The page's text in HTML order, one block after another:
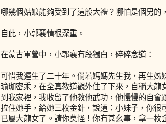
哪幾個姑娘能夠受到了這般大禮？哪怕是個男的
自此，小郭襄情根深重。
在蒙古軍營中，小郭襄有段獨白，碎碎念道：
可惜我遲生了二十年。倘若媽媽先生我，再生姊
瑜珈密乘，在全真教道觀外住了下來，自稱大
到我家裡，我收留了他教他武功，他慢慢的自
拉住她手，給她三枚金針，說道：小妹子，你
已屬大龍女了。請你莫怪！你有甚幺事，拿一枚